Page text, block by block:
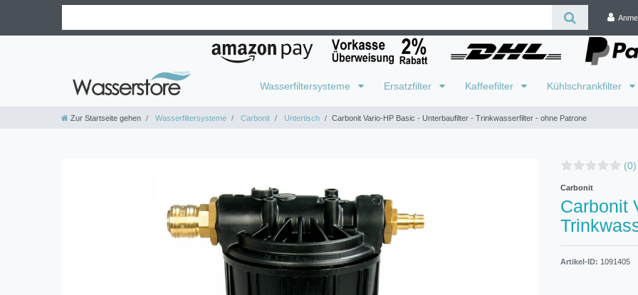
Wasserfiltersysteme Ersatzfilter Kaffeefilter Kühlschrankfilter
Zur Startseite gehen Wasserfiltersysteme Carbonit Untertisch Carbonit Vario-HP Basic - Unterbaufilter - Trinkwasserfilter - ohne Patrone
(0)
Carbonit
Carbonit
Artikel-ID: 1091405